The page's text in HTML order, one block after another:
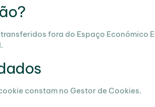
fora do Espaço Económico
constam no Gestor de Cookies.